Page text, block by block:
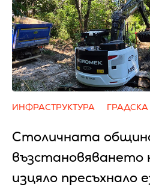
ИНФРАСТРУКТУРА
Столичната
възстановяването
изцяло пресъхнало